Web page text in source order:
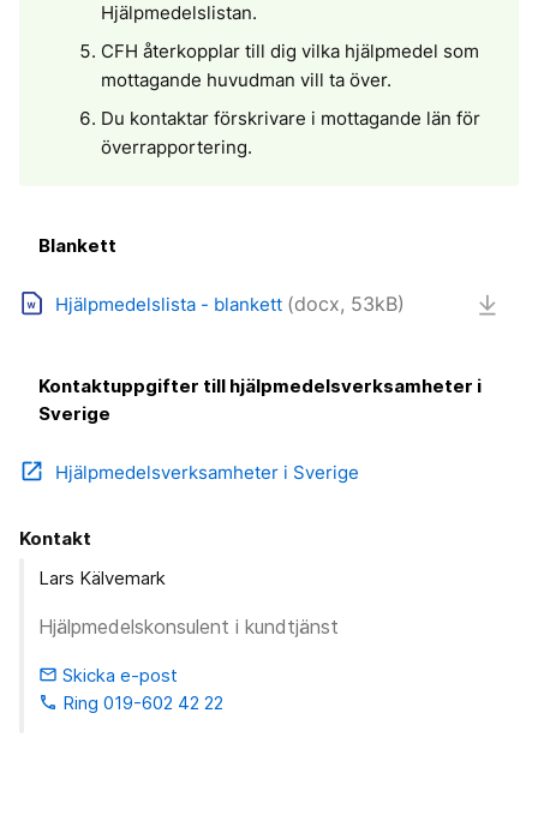
Hjälpmedelslistan.
CFH återkopplar till dig vilka hjälpmedel som
mottagande huvudman vill ta över.
Du kontaktar förskrivare i mottagande län för
överrapportering.
Blankett
Hjälpmedelslista - blankett (docx, 53kB)
Kontaktuppgifter till hjälpmedelsverksamheter i
Sverige
open_in_new Hjälpmedelsverksamheter i Sverige
Kontakt
Lars Kälvemark
Hjälpmedelskonsulent i kundtjänst
email Skicka e-post
phone Ring 019-602 42 22